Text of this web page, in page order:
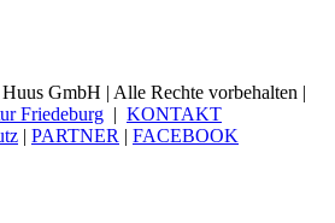
GmbH | Alle Rechte vorbehalten |
Friedeburg | KONTAKT
| PARTNER | FACEBOOK